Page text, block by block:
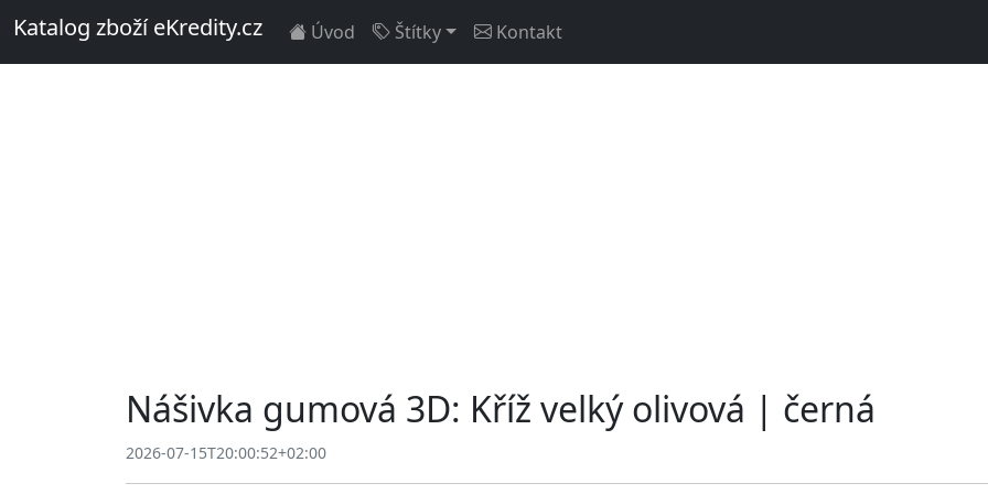
Katalog zboží eKredity.cz Úvod Štítky Kontakt
Nášivka gumová 3D: Kříž velký olivová | černá
2026-07-15T20:00:52+02:00